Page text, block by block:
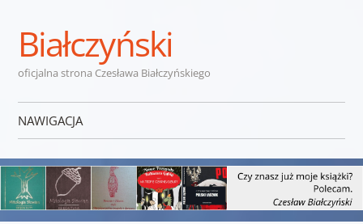
Białczyński
oficjalna strona Czesława Białczyńskiego
NAWIGACJA